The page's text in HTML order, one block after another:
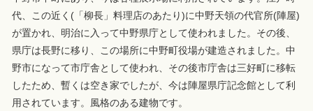
代、この近く(「柳長」料理店のあたり)に中野天領の代官所(陣屋)
が置かれ、明治に入って中野県庁として使われました。その後、
県庁は長野に移り、この場所に中野町役場が建造されました。中
野市になって市庁舎として使われ、その後市庁舎は三好町に移転
したため、暫くは空き家でしたが、今は陣屋県庁記念館として利
用されています。風格のある建物です。